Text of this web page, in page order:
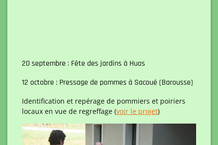
20 septembre : Fête des jardins à Huos
12 octobre : Pressage de pommes à Sacoué (Barousse)
Identification et repérage de pommiers et poiriers
locaux en vue de regreffage (voir le projet)